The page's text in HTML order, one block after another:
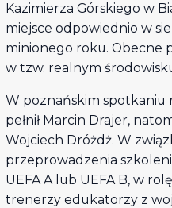
Kazimierza Górskiego w
miejsce odpowiednio w
minionego roku. Obecne
w tzw. realnym
W poznańskim
pełnił Marcin Drajer,
Wojciech Dróżdż. W
przeprowadzenia
UEFA A lub UEFA B, w
trenerzy edukatorzy z